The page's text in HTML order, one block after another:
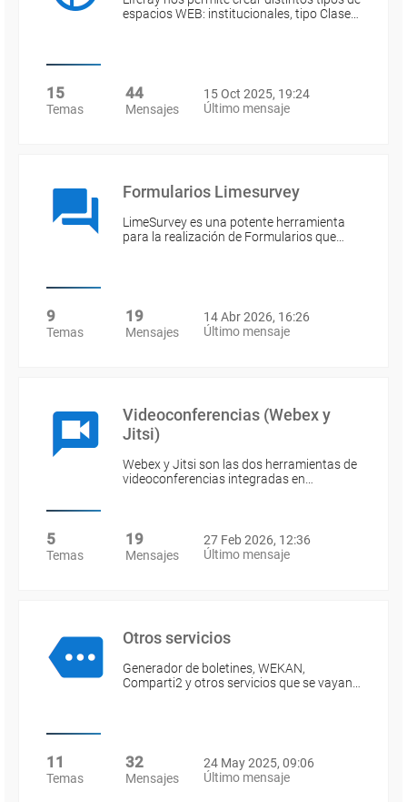
espacios WEB: institucionales, tipo Clase…
15
Temas
44
Mensajes
15 Oct 2025, 19:24
Último mensaje
Formularios Limesurvey
LimeSurvey es una potente herramienta
para la realización de Formularios que…
9
Temas
19
Mensajes
14 Abr 2026, 16:26
Último mensaje
Videoconferencias (Webex y
Jitsi)
Webex y Jitsi son las dos herramientas de
videoconferencias integradas en…
5
Temas
19
Mensajes
27 Feb 2026, 12:36
Último mensaje
Otros servicios
Generador de boletines, WEKAN,
Comparti2 y otros servicios que se vayan…
11
Temas
32
Mensajes
24 May 2025, 09:06
Último mensaje